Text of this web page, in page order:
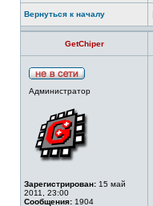
Вернуться к началу
GetChiper
Администратор
Зарегистрирован: 15 май
2011, 23:00
Сообщения: 1904